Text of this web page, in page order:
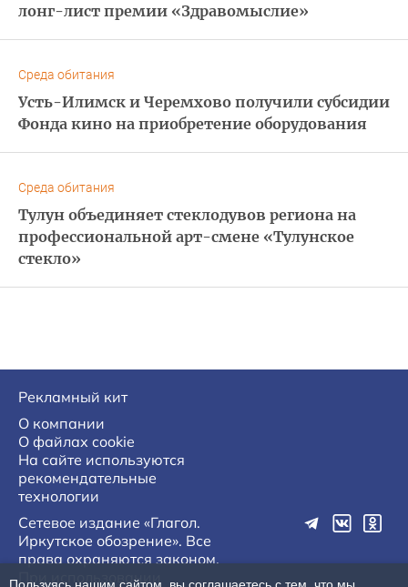
лонг-лист премии «Здравомыслие»
Среда обитания
Усть-Илимск и Черемхово получили субсидии
Фонда кино на приобретение оборудования
Среда обитания
Тулун объединяет стеклодувов региона на
профессиональной арт-смене «Тулунское
стекло»
Рекламный кит
О компании
О файлах cookie
На сайте используются
рекомендательные
технологии
Сетевое издание «Глагол.
Иркутское обозрение». Все
права охраняются законом.
При использовании